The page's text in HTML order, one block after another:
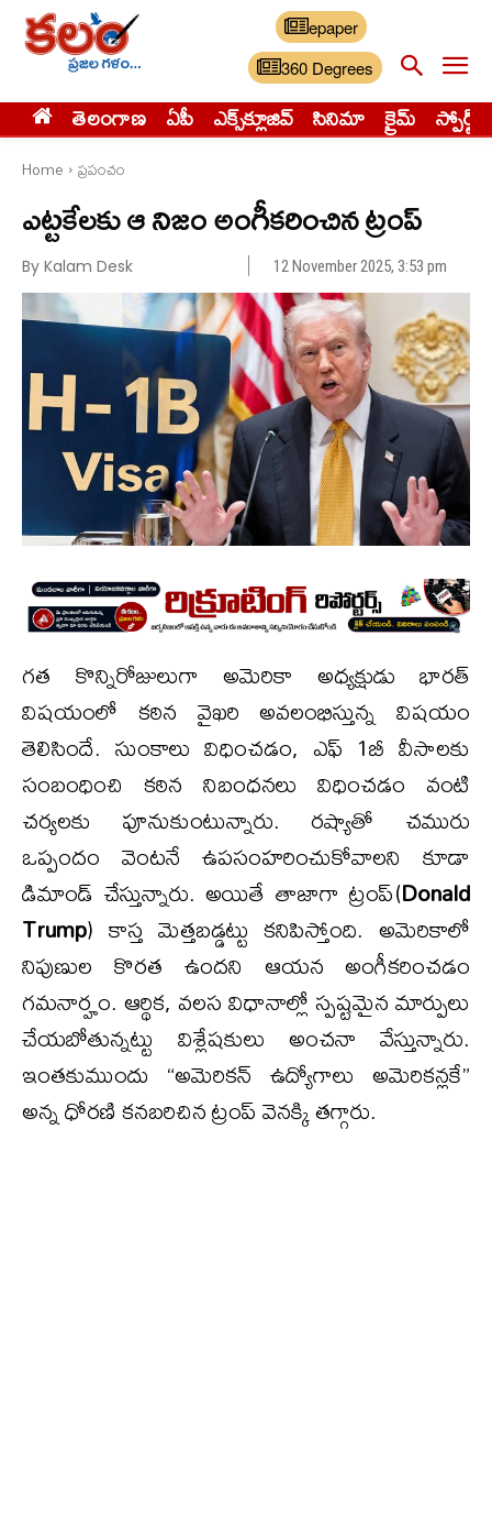
epaper
360 Degrees
తెలంగాణ ఏపీ ఎక్స్‌క్లూజివ్‌ సినిమా క్రైమ్ స్పోర్ట్స్
Home ప్రపంచం
ఎట్టకేలకు ఆ నిజం అంగీకరించిన ట్రంప్
By Kalam Desk 12 November 2025, 3:53 pm
గత కొన్నిరోజులుగా అమెరికా అధ్యక్షుడు భారత్
విషయంలో కఠిన వైఖరి అవలంభిస్తున్న విషయం
తెలిసిందే. సుంకాలు విధించడం, ఎఫ్ 1బీ వీసాలకు
సంబంధించి కఠిన నిబంధనలు విధించడం వంటి
చర్యలకు పూనుకుంటున్నారు. రష్యాతో చమురు
ఒప్పందం వెంటనే ఉపసంహరించుకోవాలని కూడా
డిమాండ్ చేస్తున్నారు. అయితే తాజాగా ట్రంప్(Donald
Trump) కాస్త మెత్తబడ్డట్టు కనిపిస్తోంది. అమెరికాలో
నిపుణుల కొరత ఉందని ఆయన అంగీకరించడం
గమనార్హం. ఆర్థిక, వలస విధానాల్లో స్పష్టమైన మార్పులు
చేయబోతున్నట్టు విశ్లేషకులు అంచనా వేస్తున్నారు.
ఇంతకుముందు “అమెరికన్‌ ఉద్యోగాలు అమెరికన్లకే”
అన్న ధోరణి కనబరిచిన ట్రంప్‌ వెనక్కి తగ్గారు.